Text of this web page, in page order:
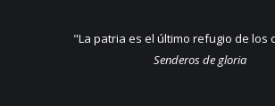
"La patria es el último refugio de los
Senderos de gloria